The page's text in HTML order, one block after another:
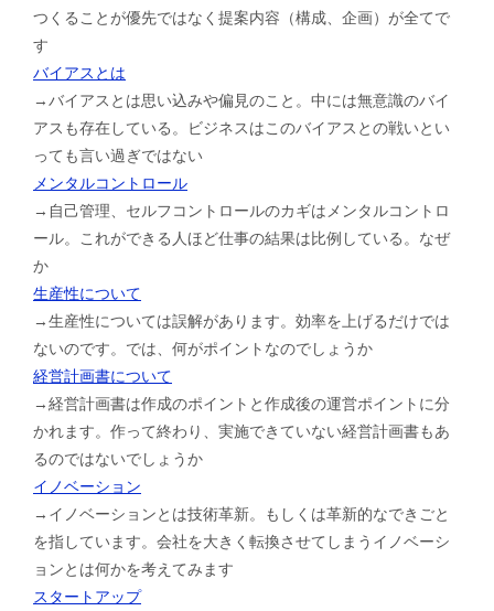
つくることが優先ではなく提案内容（構成、企画）が全てで
す
バイアスとは
→バイアスとは思い込みや偏見のこと。中には無意識のバイ
アスも存在している。ビジネスはこのバイアスとの戦いとい
っても言い過ぎではない
メンタルコントロール
→自己管理、セルフコントロールのカギはメンタルコントロ
ール。これができる人ほど仕事の結果は比例している。なぜ
か
生産性について
→生産性については誤解があります。効率を上げるだけでは
ないのです。では、何がポイントなのでしょうか
経営計画書について
→経営計画書は作成のポイントと作成後の運営ポイントに分
かれます。作って終わり、実施できていない経営計画書もあ
るのではないでしょうか
イノベーション
→イノベーションとは技術革新。もしくは革新的なできごと
を指しています。会社を大きく転換させてしまうイノベーシ
ョンとは何かを考えてみます
スタートアップ